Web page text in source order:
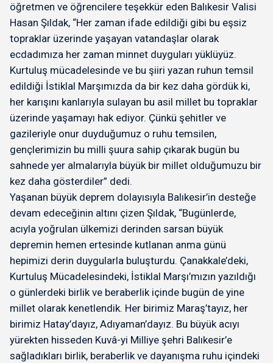
öğretmen ve öğrencilere teşekkür eden Balıkesir Valisi
Hasan Şıldak, “Her zaman ifade edildiği gibi bu eşsiz
topraklar üzerinde yaşayan vatandaşlar olarak
ecdadımıza her zaman minnet duyguları yüklüyüz.
Kurtuluş mücadelesinde ve bu şiiri yazan ruhun temsil
edildiği İstiklal Marşımızda da bir kez daha gördük ki,
her karışını kanlarıyla sulayan bu asil millet bu topraklar
üzerinde yaşamayı hak ediyor. Çünkü şehitler ve
gazileriyle onur duyduğumuz o ruhu temsilen,
gençlerimizin bu milli şuura sahip çıkarak bugün bu
sahnede yer almalarıyla büyük bir millet olduğumuzu bir
kez daha gösterdiler” dedi.
Yaşanan büyük deprem dolayısıyla Balıkesir’in desteğe
devam edeceğinin altını çizen Şıldak, “Bugünlerde,
acıyla yoğrulan ülkemizi derinden sarsan büyük
depremin hemen ertesinde kutlanan anma günü
hepimizi derin duygularla buluşturdu. Çanakkale’deki,
Kurtuluş Mücadelesindeki, İstiklal Marşı’mızın yazıldığı
o günlerdeki birlik ve beraberlik içinde bugün de yine
millet olarak kenetlendik. Her birimiz Maraş’tayız, her
birimiz Hatay’dayız, Adıyaman’dayız. Bu büyük acıyı
yürekten hisseden Kuvâ-yi Milliye şehri Balıkesir’e
sağladıkları birlik, beraberlik ve dayanışma ruhu içindeki